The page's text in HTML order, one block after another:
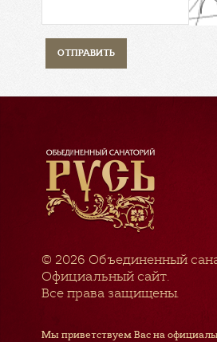
© 2026 Объединенный
Официальный сайт.
Все права защищены.
Мы приветствуем Вас на